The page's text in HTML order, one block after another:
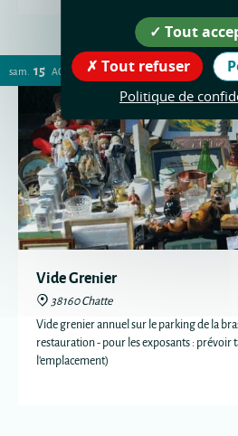
sam. 15 AOÛT
Vide Grenier
38160 Chatte
Vide grenier annuel sur le parking de la
restauration - pour les exposants : prévoir
l'emplacement)
Tout
Tout refuser
Politique de